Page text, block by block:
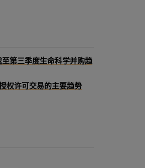
第三季度生命科学并购趋
权许可交易的主要趋势